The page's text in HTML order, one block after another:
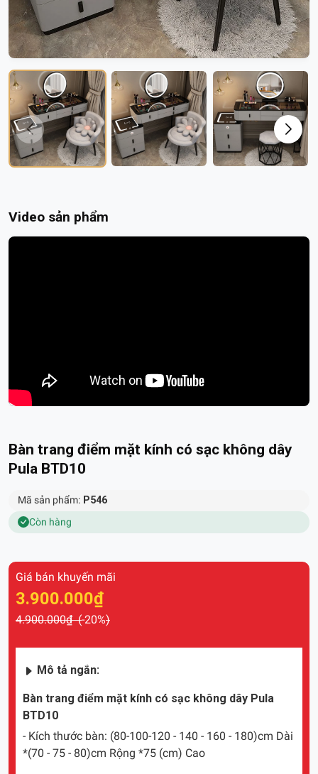
Video sản phẩm
Bàn trang điểm mặt kính có sạc không dây
Pula BTD10
Mã sản phẩm:P546
Còn hàng
Giá bán khuyến mãi
3.900.000₫
4.900.000₫ (-20%)
Mô tả ngắn:
Bàn trang điểm mặt kính có sạc không dây Pula
BTD10
- Kích thước bàn: (80-100-120 - 140 - 160 - 180)cm Dài
*(70 - 75 - 80)cm Rộng *75 (cm) Cao